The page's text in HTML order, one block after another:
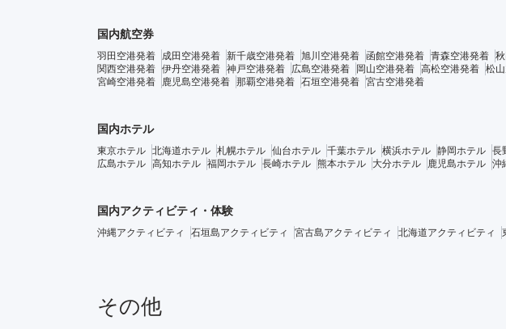
国内航空券
羽田空港発着 成田空港発着 新千歳空港発着 旭川空港発着 函館空港発着 青森空港発着
関西空港発着 伊丹空港発着 神戸空港発着 広島空港発着 岡山空港発着 高松空港発着 松
宮崎空港発着
鹿児島空港発着 那覇空港発着 石垣空港発着 宮古空港発着
国内ホテル
東京ホテル 北海道ホテル 札幌ホテル 仙台ホテル 千葉ホテル 横浜ホテル 静岡ホテル 長
広島ホテル 高知ホテル 福岡ホテル 長崎ホテル 熊本ホテル 大分ホテル 鹿児島ホテル 沖
国内アクティビティ・体験
沖縄アクティビティ 石垣島アクティビティ 宮古島アクティビティ 北海道アクティビティ
その他